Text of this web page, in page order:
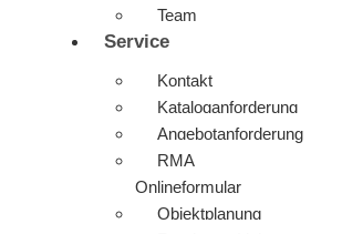
Team
Service
Kontakt
Kataloganforderung
Angebotanforderung
RMA
Onlineformular
Objektplanung